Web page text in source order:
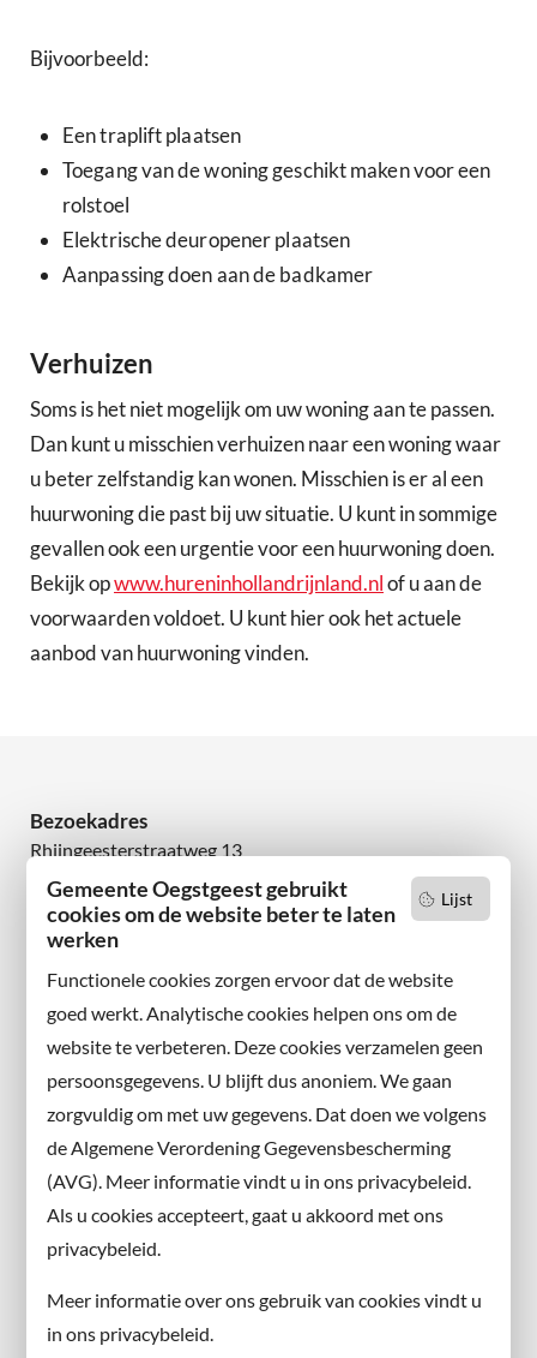
Lijst
Gemeente Oegstgeest gebruikt
cookies om de website beter te laten
werken
Functionele cookies zorgen ervoor dat de website
goed werkt. Analytische cookies helpen ons om de
website te verbeteren. Deze cookies verzamelen geen
persoonsgegevens. U blijft dus anoniem. We gaan
zorgvuldig om met uw gegevens. Dat doen we volgens
de Algemene Verordening Gegevensbescherming
(AVG). Meer informatie vindt u in ons privacybeleid.
Als u cookies accepteert, gaat u akkoord met ons
privacybeleid.
Meer informatie over ons gebruik van cookies vindt u
in ons privacybeleid.
Bijvoorbeeld:
Een traplift plaatsen
Toegang van de woning geschikt maken voor een
rolstoel
Elektrische deuropener plaatsen
Aanpassing doen aan de badkamer
Verhuizen
Soms is het niet mogelijk om uw woning aan te passen.
Dan kunt u misschien verhuizen naar een woning waar
u beter zelfstandig kan wonen. Misschien is er al een
huurwoning die past bij uw situatie. U kunt in sommige
gevallen ook een urgentie voor een huurwoning doen.
Bekijk opwww.hureninhollandrijnland.nlof u aan de
voorwaarden voldoet. U kunt hier ook het actuele
aanbod van huurwoning vinden.
Bezoekadres
Rhijngeesterstraatweg 13
2342 AN Oegstgeest
Wilt u niets missen?
en volg ons ook op sociale media.
Facebook
X
Instagram
Contact met de gemeente
Contact
Information in English